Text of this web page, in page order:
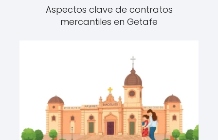
Aspectos clave de contratos
mercantiles en Getafe